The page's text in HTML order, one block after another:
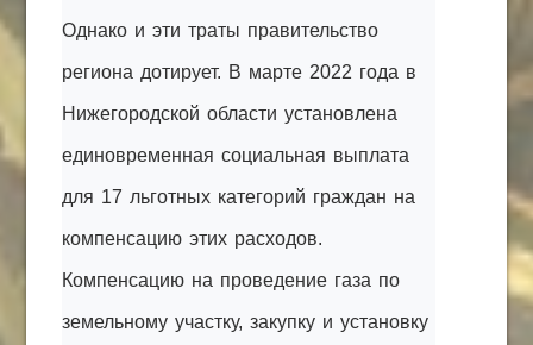
Однако и эти траты правительство
региона дотирует. В марте 2022 года в
Нижегородской области установлена
единовременная социальная выплата
для 17 льготных категорий граждан на
компенсацию этих расходов.
Компенсацию на проведение газа по
земельному участку, закупку и установку